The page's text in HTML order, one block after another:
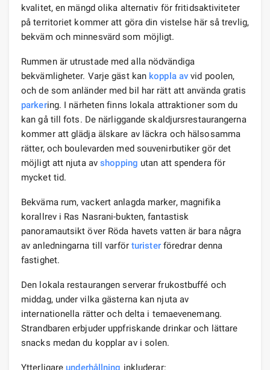
kvalitet, en mängd olika alternativ för fritidsaktiviteter
på territoriet kommer att göra din vistelse här så trevlig,
bekväm och minnesvärd som möjligt.
Rummen är utrustade med alla nödvändiga
bekvämligheter. Varje gäst kan koppla av vid poolen,
och de som anländer med bil har rätt att använda gratis
parkering. I närheten finns lokala attraktioner som du
kan gå till fots. De närliggande skaldjursrestaurangerna
kommer att glädja älskare av läckra och hälsosamma
rätter, och boulevarden med souvenirbutiker gör det
möjligt att njuta avshopping utan att spendera för
mycket tid.
Bekväma rum, vackert anlagda marker, magnifika
korallrev i Ras Nasrani-bukten, fantastisk
panoramautsikt över Röda havets vatten är bara några
av anledningarna till varför turisterföredrar denna
fastighet.
Den lokala restaurangen serverar frukostbuffé och
middag, under vilka gästerna kan njuta av
internationella rätter och delta i temaevenemang.
Strandbaren erbjuder uppfriskande drinkar och lättare
snacks medan du kopplar av i solen.
Ytterligareunderhållning inkluderar: